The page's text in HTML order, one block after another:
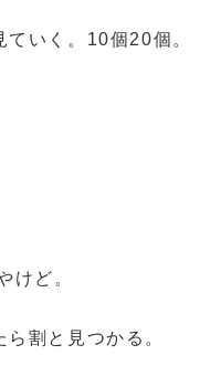
ていく。10個20個。
けど。
割と見つかる。